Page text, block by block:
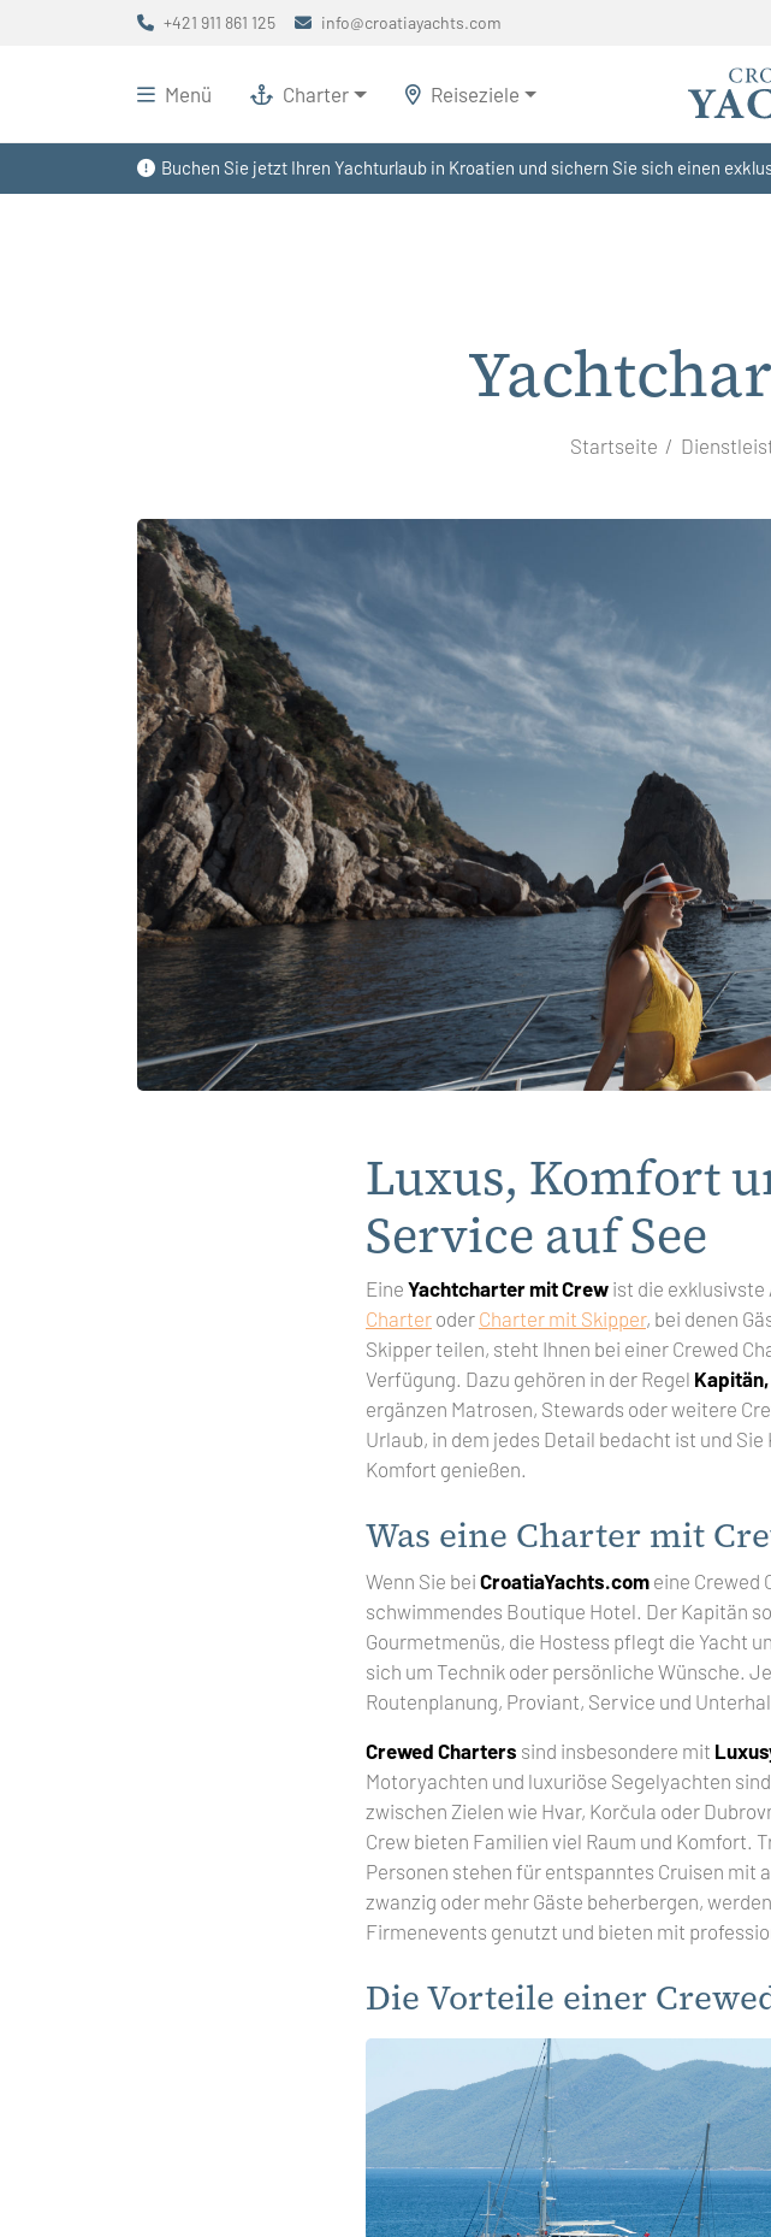
Buchen Sie jetzt Ihren Yachturlaub in Kroatien und sichern Sie sich einen
+421 911 861 125 info@croatiayachts.com
Menü Charter Reiseziele
Startseite
Luxus, Komfort
Service auf See
Eine Yachtcharter mit Crew ist die exklusivste
Charter oder Charter mit Skipper, bei denen
Skipper teilen, steht Ihnen bei einer Crewed
Verfügung. Dazu gehören in der Regel
ergänzen Matrosen, Stewards oder weitere
Urlaub, in dem jedes Detail bedacht ist und
Komfort genießen.
Was eine Charter mit
Wenn Sie bei CroatiaYachts.com eine Crewed
schwimmendes Boutique Hotel. Der Kapitän
Gourmetmenüs, die Hostess pflegt die Yacht
sich um Technik oder persönliche Wünsche.
Routenplanung, Proviant, Service und
Crewed Charters sind insbesondere mit
Motoryachten und luxuriöse Segelyachten
zwischen Zielen wie Hvar, Korčula oder
Crew bieten Familien viel Raum und Komfort.
Personen stehen für entspanntes Cruisen mit
zwanzig oder mehr Gäste beherbergen,
Firmenevents genutzt und bieten mit
Die Vorteile einer